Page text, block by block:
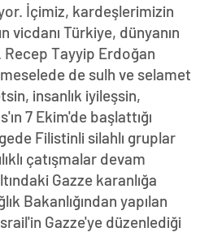
İçimiz, kardeşlerimizin
vicdanı Türkiye, dünyanın
Recep Tayyip Erdoğan
de sulh ve selamet
insanlık iyileşsin,
7 Ekim'de başlattığı
Filistinli silahlı gruplar
çatışmalar devam
Gazze karanlığa
Bakanlığından yapılan
Gazze'ye düzenlediği